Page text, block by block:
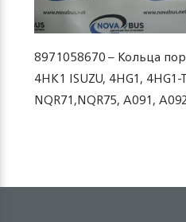
8971058670 – Кольца
4HK1 ISUZU, 4HG1,
NQR71,NQR75, A091,